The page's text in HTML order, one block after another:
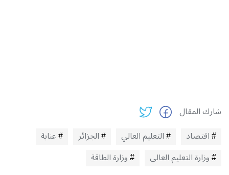
شارك المقال
اقتصاد
التعليم العالي الجزائر
عنابة
وزارة التعليم العالي
وزارة الطاقة